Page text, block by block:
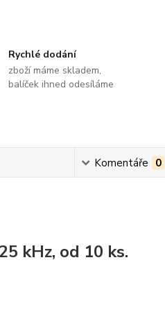
Rychlé dodání
zboží máme skladem,
balíček ihned odesíláme
Komentáře 0
kHz, od 10 ks.